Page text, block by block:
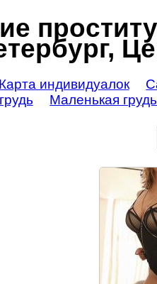
Карта индивидуалок
Маленькая грудь